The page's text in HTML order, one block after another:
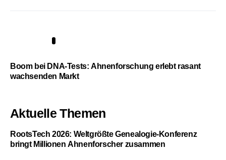
Boom bei DNA-Tests: Ahnenforschung erlebt rasant
wachsenden Markt
Aktuelle Themen
RootsTech 2026: Weltgrößte Genealogie-Konferenz
bringt Millionen Ahnenforscher zusammen